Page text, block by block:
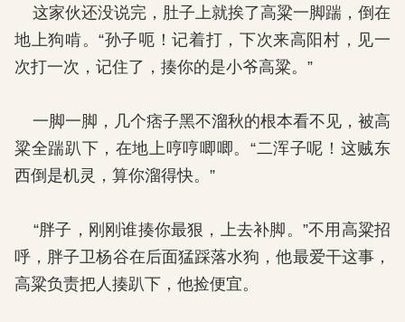
这家伙还没说完，肚子上就挨了高粱一脚踹，倒在
地上狗啃。“孙子呃！记着打，下次来高阳村，见一
次打一次，记住了，揍你的是小爷高粱。”
一脚一脚，几个痞子黑不溜秋的根本看不见，被高
粱全踹趴下，在地上哼哼唧唧。“二浑子呢！这贼东
西倒是机灵，算你溜得快。”
“胖子，刚刚谁揍你最狠，上去补脚。”不用高粱招
呼，胖子卫杨谷在后面猛踩落水狗，他最爱干这事，
高粱负责把人揍趴下，他捡便宜。